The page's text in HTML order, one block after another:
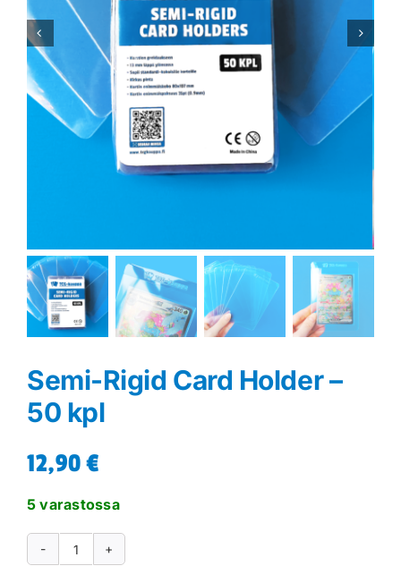
Irtokortit
Rip & Ship
Greidauspalvelu
Semi-Rigid Card Holder –
50 kpl
12,90€
5 varastossa
Semi-